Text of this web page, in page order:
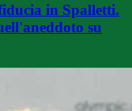
in Spalletti.
su